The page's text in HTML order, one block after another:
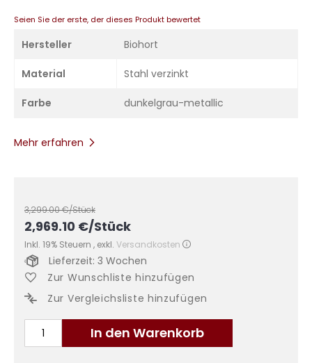
Seien Sie der erste, der dieses Produkt bewertet
Hersteller Biohort
Material Stahl verzinkt
Farbe dunkelgrau-metallic
Mehr erfahren
3,299.00€/Stück
2,969.10 €/Stück
Inkl. 19% Steuern , exkl. Versandkosten
In den Warenkorb
Lieferzeit: 3 Wochen
Zur Wunschliste hinzufügen
Zur Vergleichsliste hinzufügen